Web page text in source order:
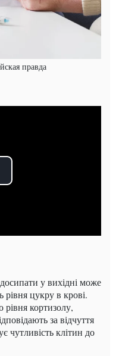
правда
у вихідні може
цукру в крові.
кортизолу,
за відчуття
чутливість клітин до